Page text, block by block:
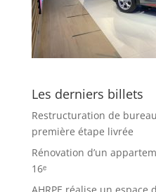
Les derniers billets
Restructuration de
première étape livrée
Rénovation d’un
16ᵉ